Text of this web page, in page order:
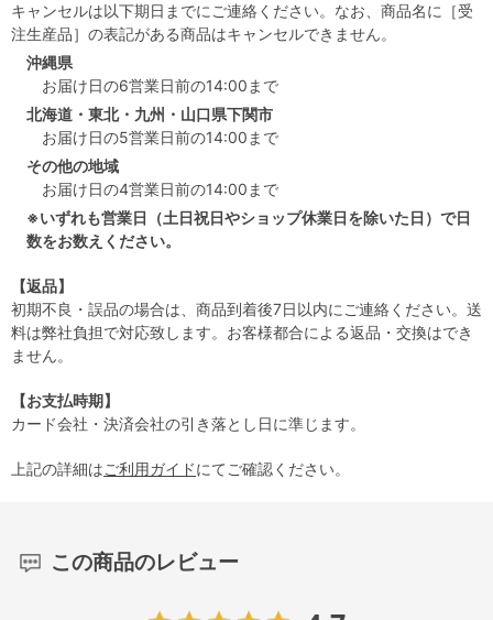
キャンセルは以下期日までにご連絡ください。なお、商品名に［受
注生産品］の表記がある商品はキャンセルできません。
沖縄県
お届け日の6営業日前の14:00まで
北海道・東北・九州・山口県下関市
お届け日の5営業日前の14:00まで
その他の地域
お届け日の4営業日前の14:00まで
※いずれも営業日（土日祝日やショップ休業日を除いた日）で日
数をお数えください。
【返品】
初期不良・誤品の場合は、商品到着後7日以内にご連絡ください。送
料は弊社負担で対応致します。お客様都合による返品・交換はでき
ません。
【お支払時期】
カード会社・決済会社の引き落とし日に準じます。
上記の詳細はご利用ガイドにてご確認ください。
この商品のレビュー